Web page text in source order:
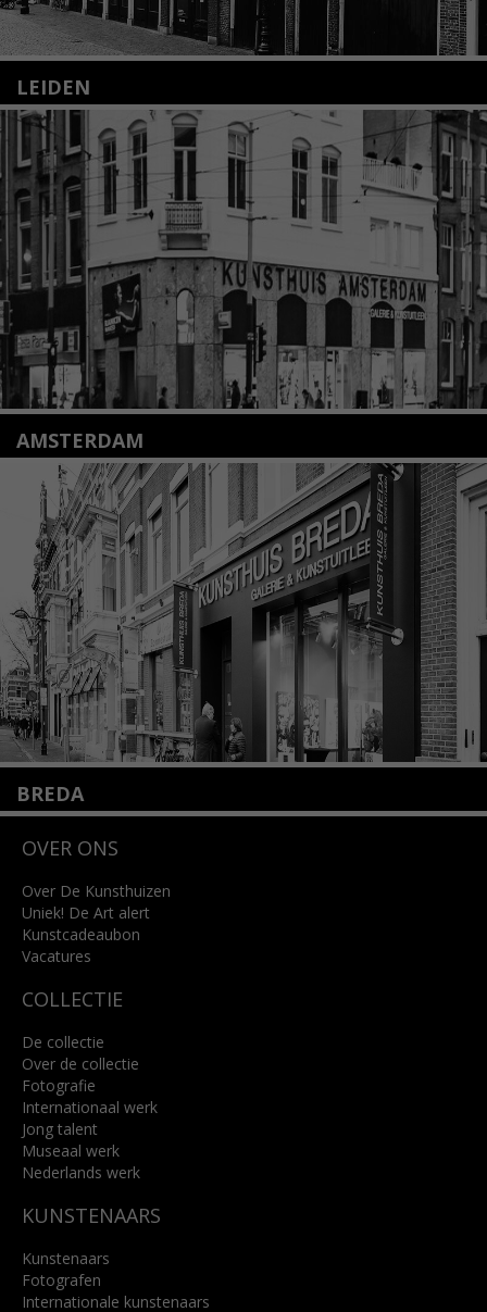
LEIDEN
Nieuwstraat 35
2312 KA Leiden
+31(0)71 – 52 84 480
info@kunsthuisleiden.nl
Lees meer
AMSTERDAM
Amstelveenseweg 135
1075 VX Amsterdam
+31 (0)20 2332546
info@kunsthuisamsterdam.nl
Lees meer
BREDA
4818 SB Breda
info@kunsthuisbreda.nl
Lees meer
OVER ONS
Over De Kunsthuizen
Uniek! De Art alert
Kunstcadeaubon
Vacatures
COLLECTIE
De collectie
Over de collectie
Fotografie
Internationaal werk
Jong talent
Museaal werk
Nederlands werk
KUNSTENAARS
Kunstenaars
Fotografen
Internationale kunstenaars